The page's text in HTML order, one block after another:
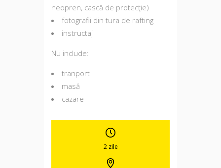
neopren, cască de protecţie)
fotografii din tura de rafting
instructaj
Nu include:
tranport
masă
cazare
2 zile